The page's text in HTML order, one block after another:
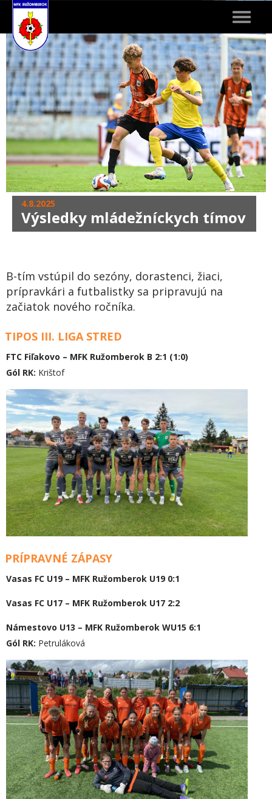
Toggle
4.8.2025
Výsledky mládežníckych tímov
B-tím vstúpil do sezóny, dorastenci, žiaci,
prípravkári a futbalistky sa pripravujú na
začiatok nového ročníka.
TIPOS III. LIGA STRED
FTC Fiľakovo – MFK Ružomberok B 2:1 (1:0)
Gól RK: Krištof
PRÍPRAVNÉ ZÁPASY
Vasas FC U19 – MFK Ružomberok U19 0:1
Vasas FC U17 – MFK Ružomberok U17 2:2
Námestovo U13 – MFK Ružomberok WU15 6:1
Gól RK: Petruláková